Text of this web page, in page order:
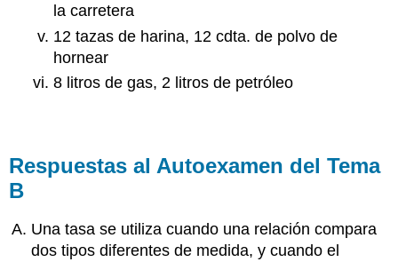
la carretera
12 tazas de harina, 12 cdta. de polvo de
hornear
8 litros de gas, 2 litros de petróleo
Respuestas al Autoexamen del Tema
B
Una tasa se utiliza cuando una relación compara
dos tipos diferentes de medida, y cuando el